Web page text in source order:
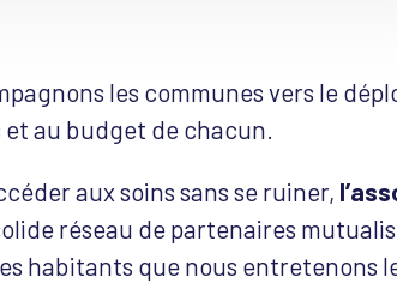
les communes vers le
et au budget de chacun.
aux soins sans se ruiner,
réseau de partenaires
habitants que nous entretenons